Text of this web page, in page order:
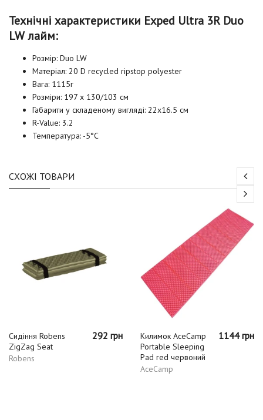
Технічні характеристики Exped Ultra 3R Duo
LW лайм:
Розмір: Duo LW
Матеріал: 20 D recycled ripstop polyester
Вага: 1115г
Розміри: 197 x 130/103 cм
Габарити у складеному вигляді: 22x16.5 см
R-Value: 3.2
Температура: -5°C
СХОЖІ ТОВАРИ
Сидіння Robens
ZigZag Seat
Robens
292 грн
Килимок AceCamp
Portable Sleeping
Pad red червоний
AceCamp
1144 грн